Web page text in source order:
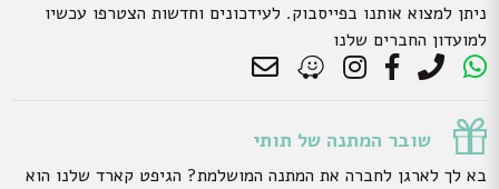
ניתן למצוא אותנו בפייסבוק. לעידכונים וחדשות הצטרפו עכשיו
למועדון החברים שלנו
שובר המתנה של תותי
בא לך לארגן לחברה את המתנה המושלמת? הגיפט קארד שלנו הוא